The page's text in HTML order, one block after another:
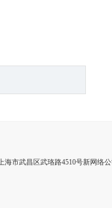
海市武昌区武珞路4510号新网络